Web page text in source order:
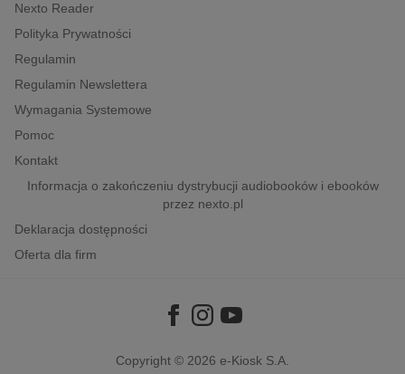
polityka, społeczno-informacyjne
psychologiczne
inne
popularno-naukowe
historia
Nexto Reader
Polityka Prywatności
Regulamin
Regulamin Newslettera
Wymagania Systemowe
Pomoc
Kontakt
Informacja o zakończeniu dystrybucji audiobooków i ebooków
przez nexto.pl
Deklaracja dostępności
Oferta dla firm
Copyright © 2026 e-Kiosk S.A.